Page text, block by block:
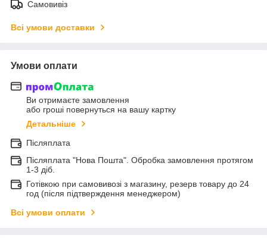
Самовивіз
Всі умови доставки
Умови оплати
Ви отримаєте замовлення
або гроші повернуться на вашу картку
Детальніше
Післяплата
Післяплата "Нова Пошта". Обробка замовлення протягом
1-3 діб.
Готівкою при самовивозі з магазину, резерв товару до 24
год (після підтверждення менеджером)
Всі умови оплати